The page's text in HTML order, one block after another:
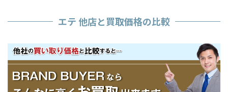
エテ 他店と買取価格の比較